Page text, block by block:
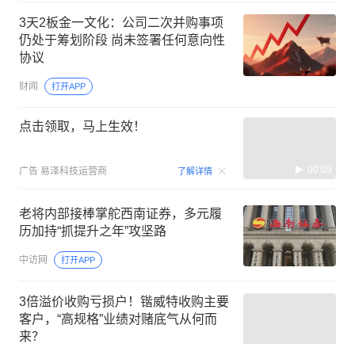
3天2板金一文化：公司二次并购事项
仍处于筹划阶段 尚未签署任何意向性
协议
财闻 打开APP
点击领取，马上生效！
广告 易泽科技运营商 了解详情 00:09
老将内部接棒掌舵西南证券，多元履
历加持“抓提升之年”攻坚路
中访网 打开APP
3倍溢价收购亏损户！锴威特收购主要
客户，“高规格”业绩对赌底气从何而
来？